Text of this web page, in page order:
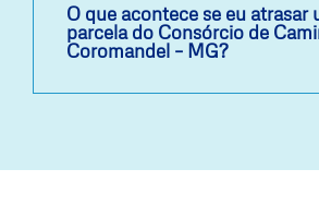
O que acontece se eu atrasar
parcela do Consórcio de
Coromandel – MG?